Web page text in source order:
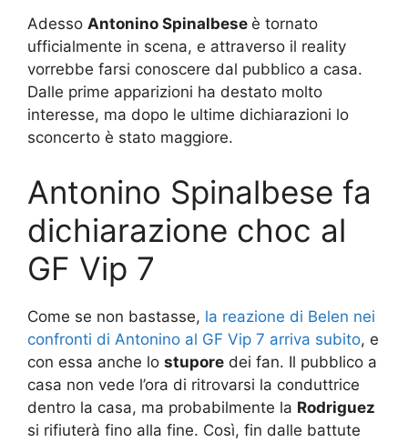
Adesso Antonino Spinalbese è tornato
ufficialmente in scena, e attraverso il reality
vorrebbe farsi conoscere dal pubblico a casa.
Dalle prime apparizioni ha destato molto
interesse, ma dopo le ultime dichiarazioni lo
sconcerto è stato maggiore.
Antonino Spinalbese fa
dichiarazione choc al
GF Vip 7
Come se non bastasse, la reazione di Belen nei
confronti di Antonino al GF Vip 7 arriva subito, e
con essa anche lo stupore dei fan. Il pubblico a
casa non vede l’ora di ritrovarsi la conduttrice
dentro la casa, ma probabilmente la Rodriguez
si rifiuterà fino alla fine. Così, fin dalle battute